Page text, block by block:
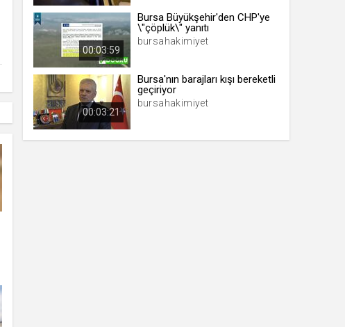
00:03:59
Bursa Büyükşehir'den CHP'ye
\"çöplük\" yanıtı
bursahakimiyet
00:03:21
Bursa'nın barajları kışı bereketli
geçiriyor
bursahakimiyet